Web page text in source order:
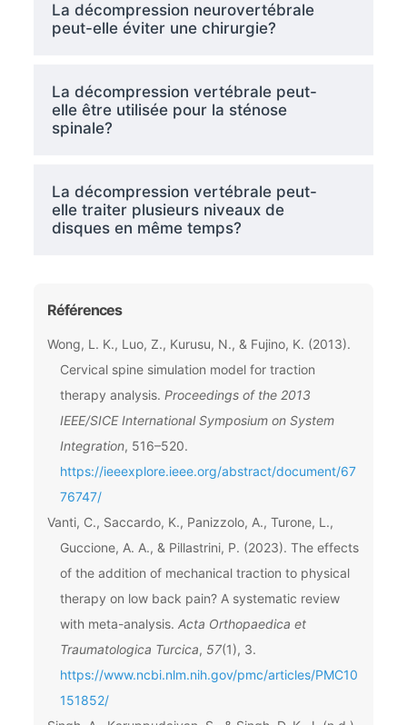
La décompression neurovertébrale
peut-elle éviter une chirurgie?
La décompression vertébrale peut-
elle être utilisée pour la sténose
spinale?
La décompression vertébrale peut-
elle traiter plusieurs niveaux de
disques en même temps?
Références
Wong, L. K., Luo, Z., Kurusu, N., & Fujino, K. (2013).
Cervical spine simulation model for traction
therapy analysis. Proceedings of the 2013
IEEE/SICE International Symposium on System
Integration, 516–520.
https://ieeexplore.ieee.org/abstract/document/67
76747/
Vanti, C., Saccardo, K., Panizzolo, A., Turone, L.,
Guccione, A. A., & Pillastrini, P. (2023). The effects
of the addition of mechanical traction to physical
therapy on low back pain? A systematic review
with meta-analysis. Acta Orthopaedica et
Traumatologica Turcica, 57(1), 3.
https://www.ncbi.nlm.nih.gov/pmc/articles/PMC10
151852/